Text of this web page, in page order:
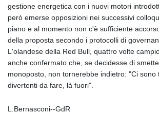
gestione energetica con i nuovi motori
però emerse opposizioni nei successivi
piano e al momento non c'è sufficiente
della proposta secondo i protocolli di
L'olandese della Red Bull, quattro volte
anche confermato che, se decidesse di
monoposto, non tornerebbe indietro: "Ci sono
divertenti da fare, là fuori".
L.Bernasconi--GdR